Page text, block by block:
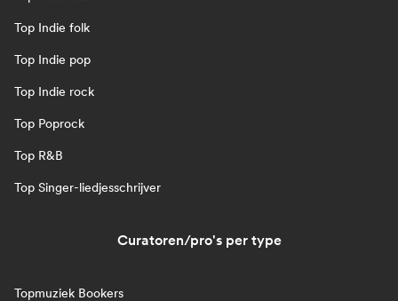
Top Indie folk
Top Indie pop
Top Indie rock
Top Poprock
Top R&B
Top Singer-liedjesschrijver
Curatoren/pro's per type
Topmuziek Bookers